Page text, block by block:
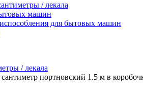
/ лекала
машин
для бытовых машин
/ лекала
портновский 1.5 м в